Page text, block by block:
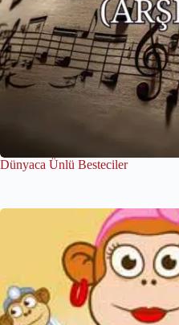
Dünyaca Ünlü Besteciler